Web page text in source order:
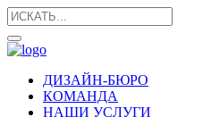
ДИЗАЙН-БЮРО
КОМАНДА
НАШИ УСЛУГИ